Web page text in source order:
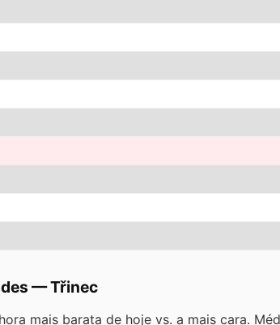
—Třinec
mais barata de hoje vs. a mais cara.